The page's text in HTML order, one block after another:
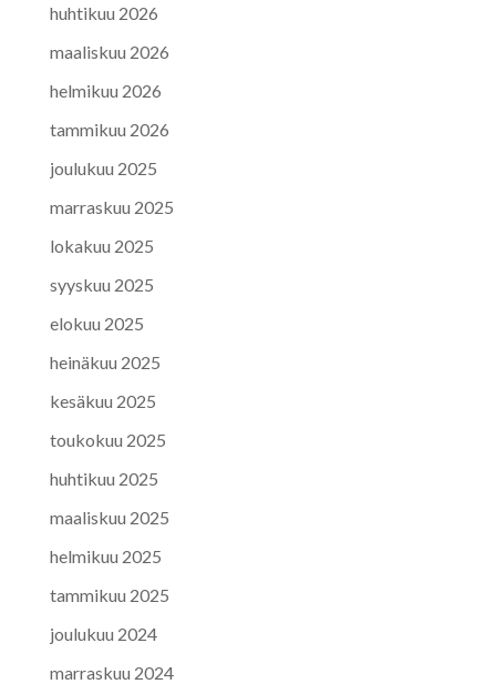
huhtikuu 2026
maaliskuu 2026
helmikuu 2026
tammikuu 2026
joulukuu 2025
marraskuu 2025
lokakuu 2025
syyskuu 2025
elokuu 2025
heinäkuu 2025
kesäkuu 2025
toukokuu 2025
huhtikuu 2025
maaliskuu 2025
helmikuu 2025
tammikuu 2025
joulukuu 2024
marraskuu 2024